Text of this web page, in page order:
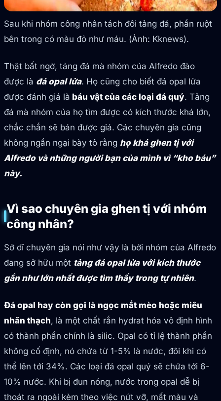
Sau khi nhóm công nhân tách đôi tảng đá, phần ruột
bên trong có màu đỏ như máu. (Ảnh: Kknews).
Thật bất ngờ, tảng đá mà nhóm của Alfredo đào
được là đá opal lửa. Họ cũng cho biết đá opal lửa
được đánh giá là báu vật của các loại đá quý. Tảng
đá mà nhóm của họ tìm được có kích thước khá lớn,
chắc chắn sẽ bán được giá. Các chuyên gia cũng
không ngần ngại bày tỏ rằng họ khá ghen tị với
Alfredo và những người bạn của mình vì “kho báu”
này.
Vì sao chuyên gia ghen tị với nhóm
công nhân?
Sở dĩ chuyên gia nói như vậy là bởi nhóm của Alfredo
đang sở hữu một tảng đá opal lửa với kích thước
gần như lớn nhất được tìm thấy trong tự nhiên.
Đá opal hay còn gọi là ngọc mắt mèo hoặc miêu
nhãn thạch, là một chất rắn hydrat hóa vô định hình
có thành phần chính là silic. Opal có tỉ lệ thành phần
không cố định, nó chứa từ 1-5% là nước, đôi khi có
thể lên tới 34%. Các loại đá opal quý sẽ chứa tới 6-
10% nước. Khi bị đun nóng, nước trong opal dễ bị
thoát ra ngoài kèm theo việc nứt vỡ, mất màu và